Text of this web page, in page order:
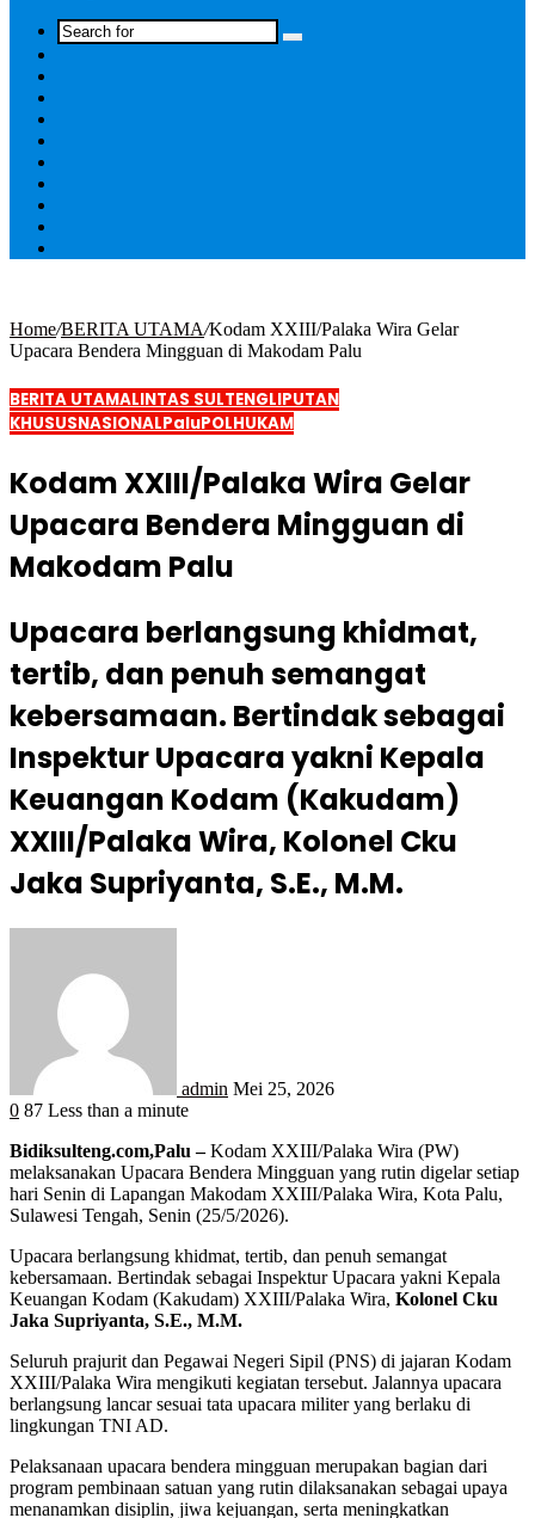
Home/BERITA UTAMA/Kodam XXIII/Palaka Wira Gelar
Upacara Bendera Mingguan di Makodam Palu
BERITA UTAMALINTAS SULTENGLIPUTAN
KHUSUSNASIONALPaluPOLHUKAM
Kodam XXIII/Palaka Wira Gelar
Upacara Bendera Mingguan di
Makodam Palu
Upacara berlangsung khidmat,
tertib, dan penuh semangat
kebersamaan. Bertindak sebagai
Inspektur Upacara yakni Kepala
Keuangan Kodam (Kakudam)
XXIII/Palaka Wira, Kolonel Cku
Jaka Supriyanta, S.E., M.M.
admin Mei 25, 2026
0 87 Less than a minute
Bidiksulteng.com,Palu –Kodam XXIII/Palaka Wira (PW)
melaksanakan Upacara Bendera Mingguan yang rutin digelar setiap
hari Senin di Lapangan Makodam XXIII/Palaka Wira, Kota Palu,
Sulawesi Tengah, Senin (25/5/2026).
Upacara berlangsung khidmat, tertib, dan penuh semangat
kebersamaan. Bertindak sebagai Inspektur Upacara yakni Kepala
Keuangan Kodam (Kakudam) XXIII/Palaka Wira, Kolonel Cku
Jaka Supriyanta, S.E., M.M.
Seluruh prajurit dan Pegawai Negeri Sipil (PNS) di jajaran Kodam
XXIII/Palaka Wira mengikuti kegiatan tersebut. Jalannya upacara
berlangsung lancar sesuai tata upacara militer yang berlaku di
lingkungan TNI AD.
Pelaksanaan upacara bendera mingguan merupakan bagian dari
program pembinaan satuan yang rutin dilaksanakan sebagai upaya
menanamkan disiplin, jiwa kejuangan, serta meningkatkan